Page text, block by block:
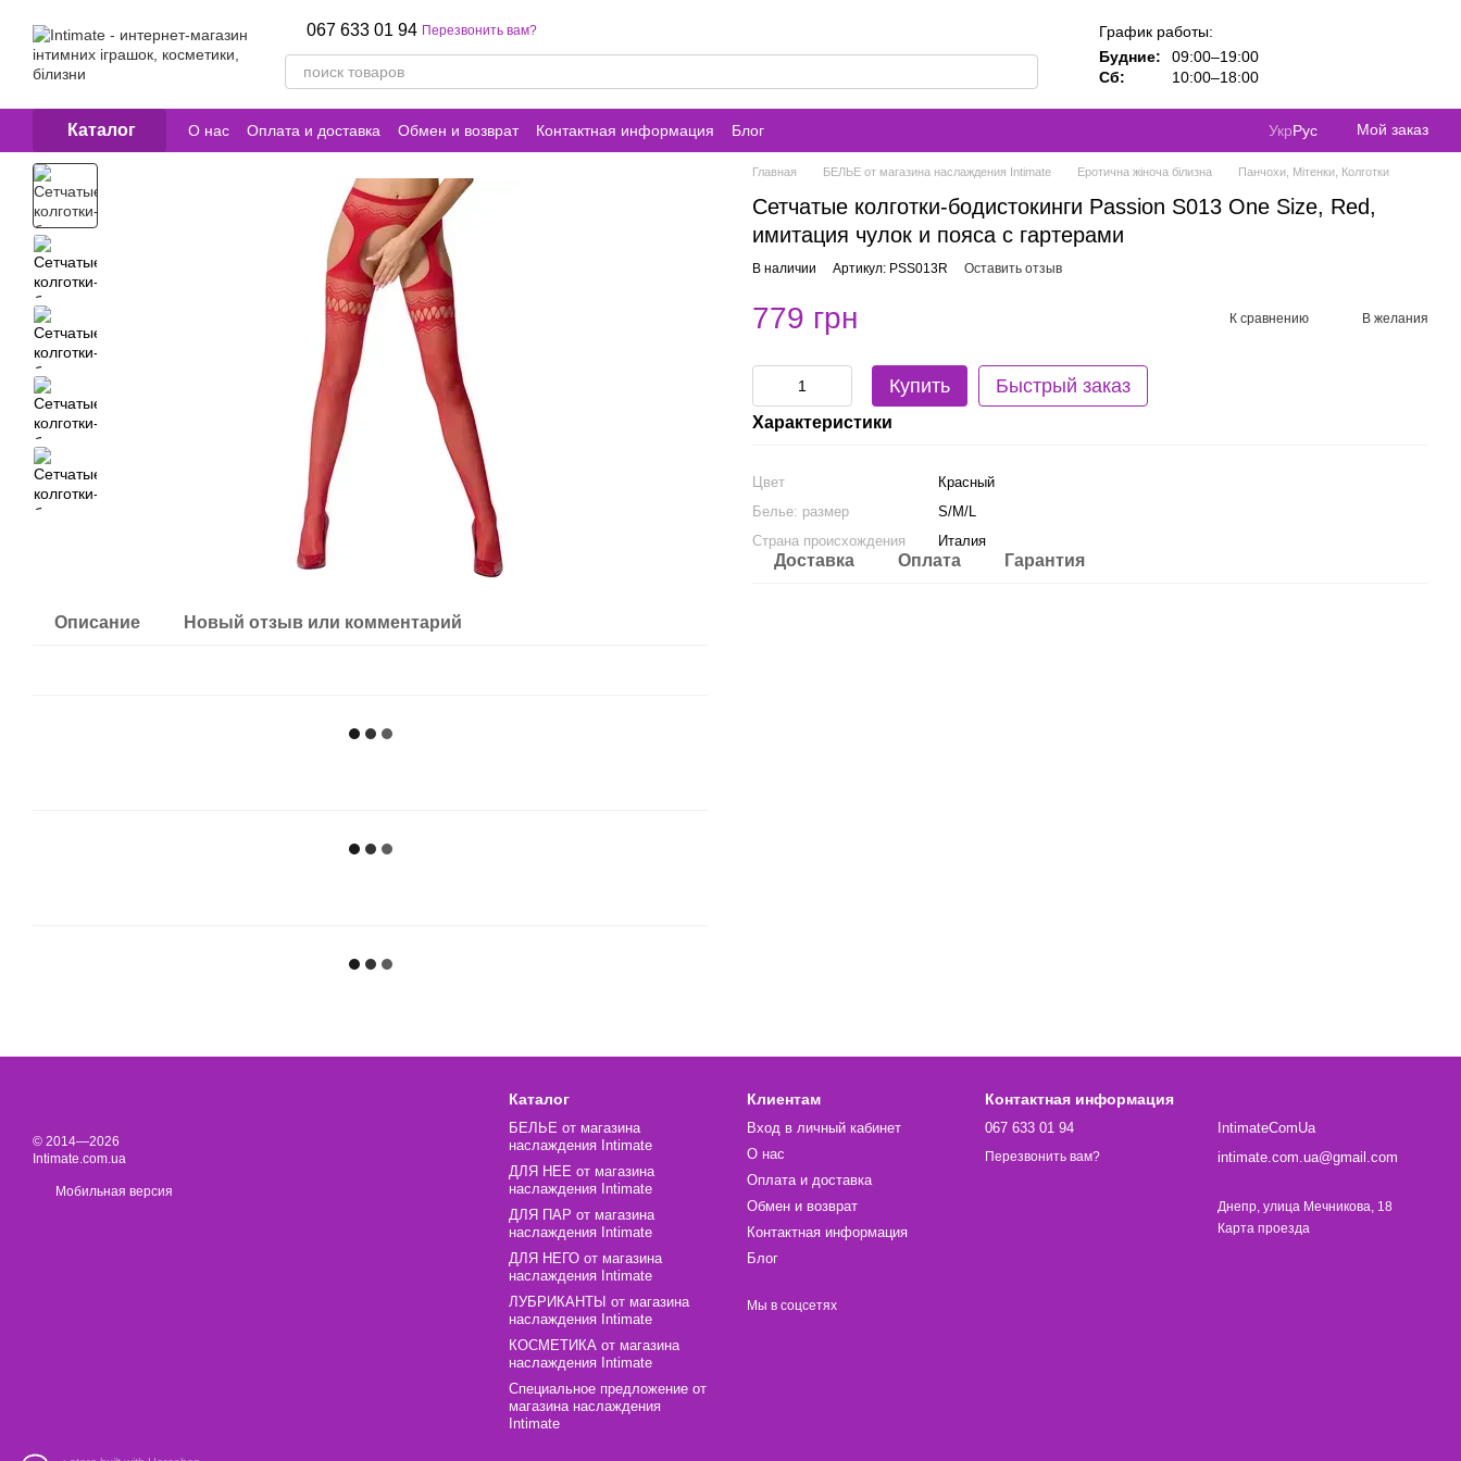
067 633 01 94 Перезвонить вам?
График работы:
Будние:
09:00–19:00
Сб:
10:00–18:00
Каталог О нас Оплата и доставка Обмен и возврат Контактная информация Блог УкрРус Мой заказ
Описание Новый отзыв или комментарий
Главная БЕЛЬЕ от магазина наслаждения Intimate Еротична жіноча білизна Панчохи, Мітенки, Колготки
Сетчатые колготки-бодистокинги Passion S013 One Size, Red,
имитация чулок и пояса с гартерами
В наличии Артикул: PSS013R Оставить отзыв
779 грн К сравнению В желания
Купить Быстрый заказ
Характеристики
Цвет
Красный
Белье: размер
S/M/L
Страна происхождения
Италия
Доставка Оплата Гарантия
© 2014—2026
Intimate.com.ua
Мобильная версия
Каталог
БЕЛЬЕ от магазина
наслаждения Intimate
ДЛЯ НЕЕ от магазина
наслаждения Intimate
ДЛЯ ПАР от магазина
наслаждения Intimate
ДЛЯ НЕГО от магазина
наслаждения Intimate
ЛУБРИКАНТЫ от магазина
наслаждения Intimate
КОСМЕТИКА от магазина
наслаждения Intimate
Специальное предложение от
магазина наслаждения
Intimate
Клиентам
Вход в личный кабинет
О нас
Оплата и доставка
Обмен и возврат
Контактная информация
Блог
Мы в соцсетях
Контактная информация
067 633 01 94
Перезвонить вам?
IntimateComUa
intimate.com.ua@gmail.com
Днепр, улица Мечникова, 18
Карта проезда